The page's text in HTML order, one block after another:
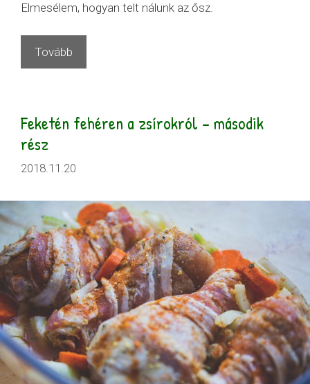
Elmesélem, hogyan telt nálunk az ősz.
Tovább
Feketén fehéren a zsírokról – második
rész
2018.11.20